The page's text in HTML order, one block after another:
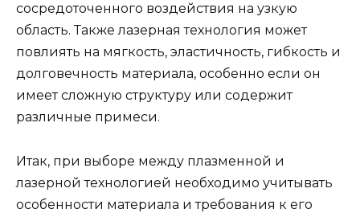
сосредоточенного воздействия на узкую
область. Также лазерная технология может
повлиять на мягкость, эластичность, гибкость и
долговечность материала, особенно если он
имеет сложную структуру или содержит
различные примеси.
Итак, при выборе между плазменной и
лазерной технологией необходимо учитывать
особенности материала и требования к его